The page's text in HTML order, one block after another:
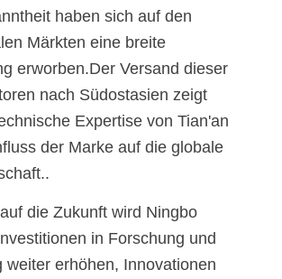
haben sich auf den
Märkten eine breite
erworben.Der Versand dieser
nach Südostasien zeigt
Expertise von Tian'an
der Marke auf die globale
die Zukunft wird Ningbo
in Forschung und
weiter erhöhen, Innovationen